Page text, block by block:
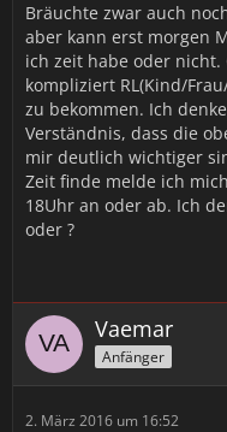
Bräuchte zwar auch
aber kann erst morgen
ich zeit habe oder
kompliziert RL(Kind/
zu bekommen. Ich
Verständnis, dass die
mir deutlich wichtiger
Zeit finde melde ich
18Uhr an oder ab. Ich
oder ?
Vaemar
Anfänger
2. März 2016 um 16:52